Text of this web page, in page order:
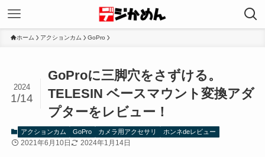
ホーム アクションカム GoPro
GoProに三脚穴をさずける。
TELESIN ベースマウント変換アダ
プターをレビュー！
2024
1/14
アクションカム GoPro カメラ用アクセサリ ホンネdeレビュー
2021年6月10日 2024年1月14日